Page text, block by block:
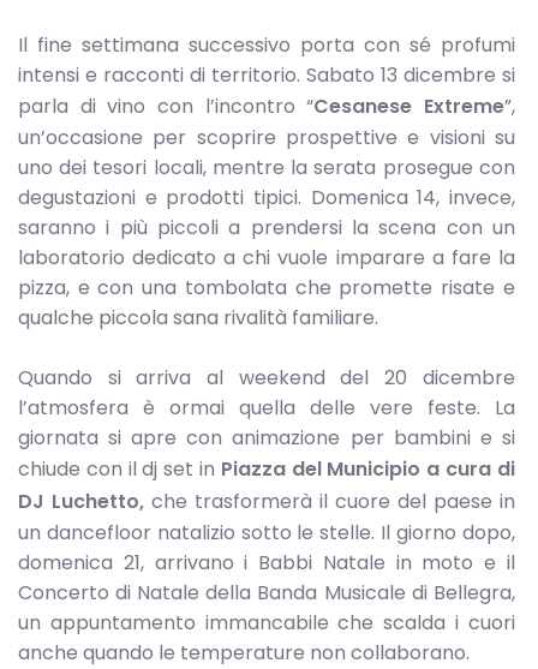
Il fine settimana successivo porta con sé profumi
intensi e racconti di territorio. Sabato 13 dicembre si
parla di vino con l’incontro “Cesanese Extreme”,
un’occasione per scoprire prospettive e visioni su
uno dei tesori locali, mentre la serata prosegue con
degustazioni e prodotti tipici. Domenica 14, invece,
saranno i più piccoli a prendersi la scena con un
laboratorio dedicato a chi vuole imparare a fare la
pizza, e con una tombolata che promette risate e
qualche piccola sana rivalità familiare.
Quando si arriva al weekend del 20 dicembre
l’atmosfera è ormai quella delle vere feste. La
giornata si apre con animazione per bambini e si
chiude con il dj set in Piazza del Municipio a cura di
DJ Luchetto,che trasformerà il cuore del paese in
un dancefloor natalizio sotto le stelle. Il giorno dopo,
domenica 21, arrivano i Babbi Natale in moto e il
Concerto di Natale della Banda Musicale di Bellegra,
un appuntamento immancabile che scalda i cuori
anche quando le temperature non collaborano.